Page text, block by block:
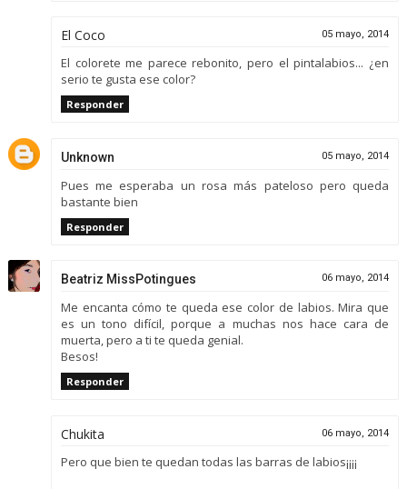
El Coco 05 mayo, 2014
El colorete me parece rebonito, pero el pintalabios... ¿en
serio te gusta ese color?
Responder
Unknown 05 mayo, 2014
Pues me esperaba un rosa más pateloso pero queda
bastante bien
Responder
Beatriz MissPotingues 06 mayo, 2014
Me encanta cómo te queda ese color de labios. Mira que
es un tono difícil, porque a muchas nos hace cara de
muerta, pero a ti te queda genial.
Besos!
Responder
Chukita 06 mayo, 2014
Pero que bien te quedan todas las barras de labios¡¡¡¡